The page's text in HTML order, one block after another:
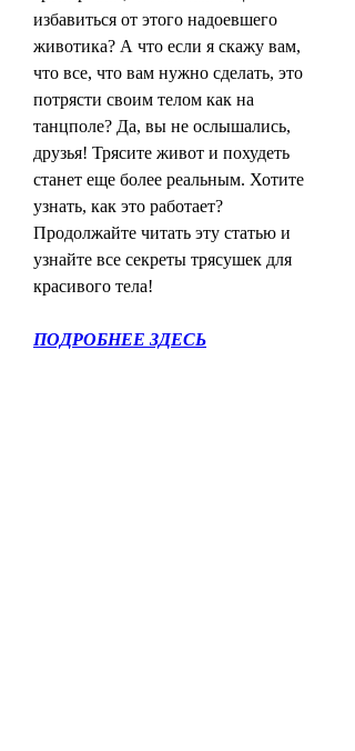
избавиться от этого надоевшего
животика? А что если я скажу вам,
что все, что вам нужно сделать, это
потрясти своим телом как на
танцполе? Да, вы не ослышались,
друзья! Трясите живот и похудеть
станет еще более реальным. Хотите
узнать, как это работает?
Продолжайте читать эту статью и
узнайте все секреты трясушек для
красивого тела!
ПОДРОБНЕЕ ЗДЕСЬ